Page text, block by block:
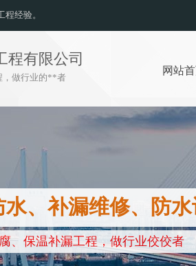
经验。
网站
程有限公司
，做行业的**者
水、补漏维修、防
、保温补漏工程，做行业佼佼者